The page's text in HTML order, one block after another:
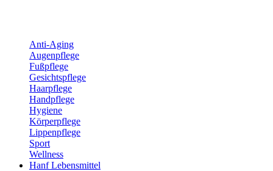
Anti-Aging
Augenpflege
Fußpflege
Gesichtspflege
Haarpflege
Handpflege
Hygiene
Körperpflege
Lippenpflege
Sport
Wellness
Hanf Lebensmittel